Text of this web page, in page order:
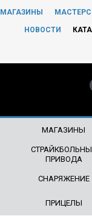
МАГАЗИНЫ
НОВОСТИ
МАГАЗИНЫ
ПРИВОДА
СНАРЯЖЕНИЕ
ПРИЦЕЛЫ